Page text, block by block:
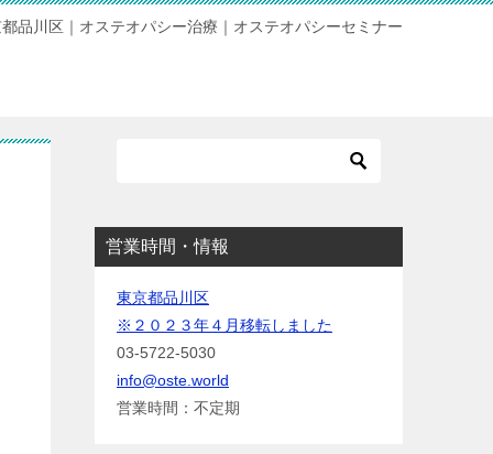
品川区｜オステオパシー治療｜オステオパシーセミナー
営業時間・情報
東京都品川区
※２０２３年４月移転しました
03-5722-5030
info@oste.world
営業時間：不定期